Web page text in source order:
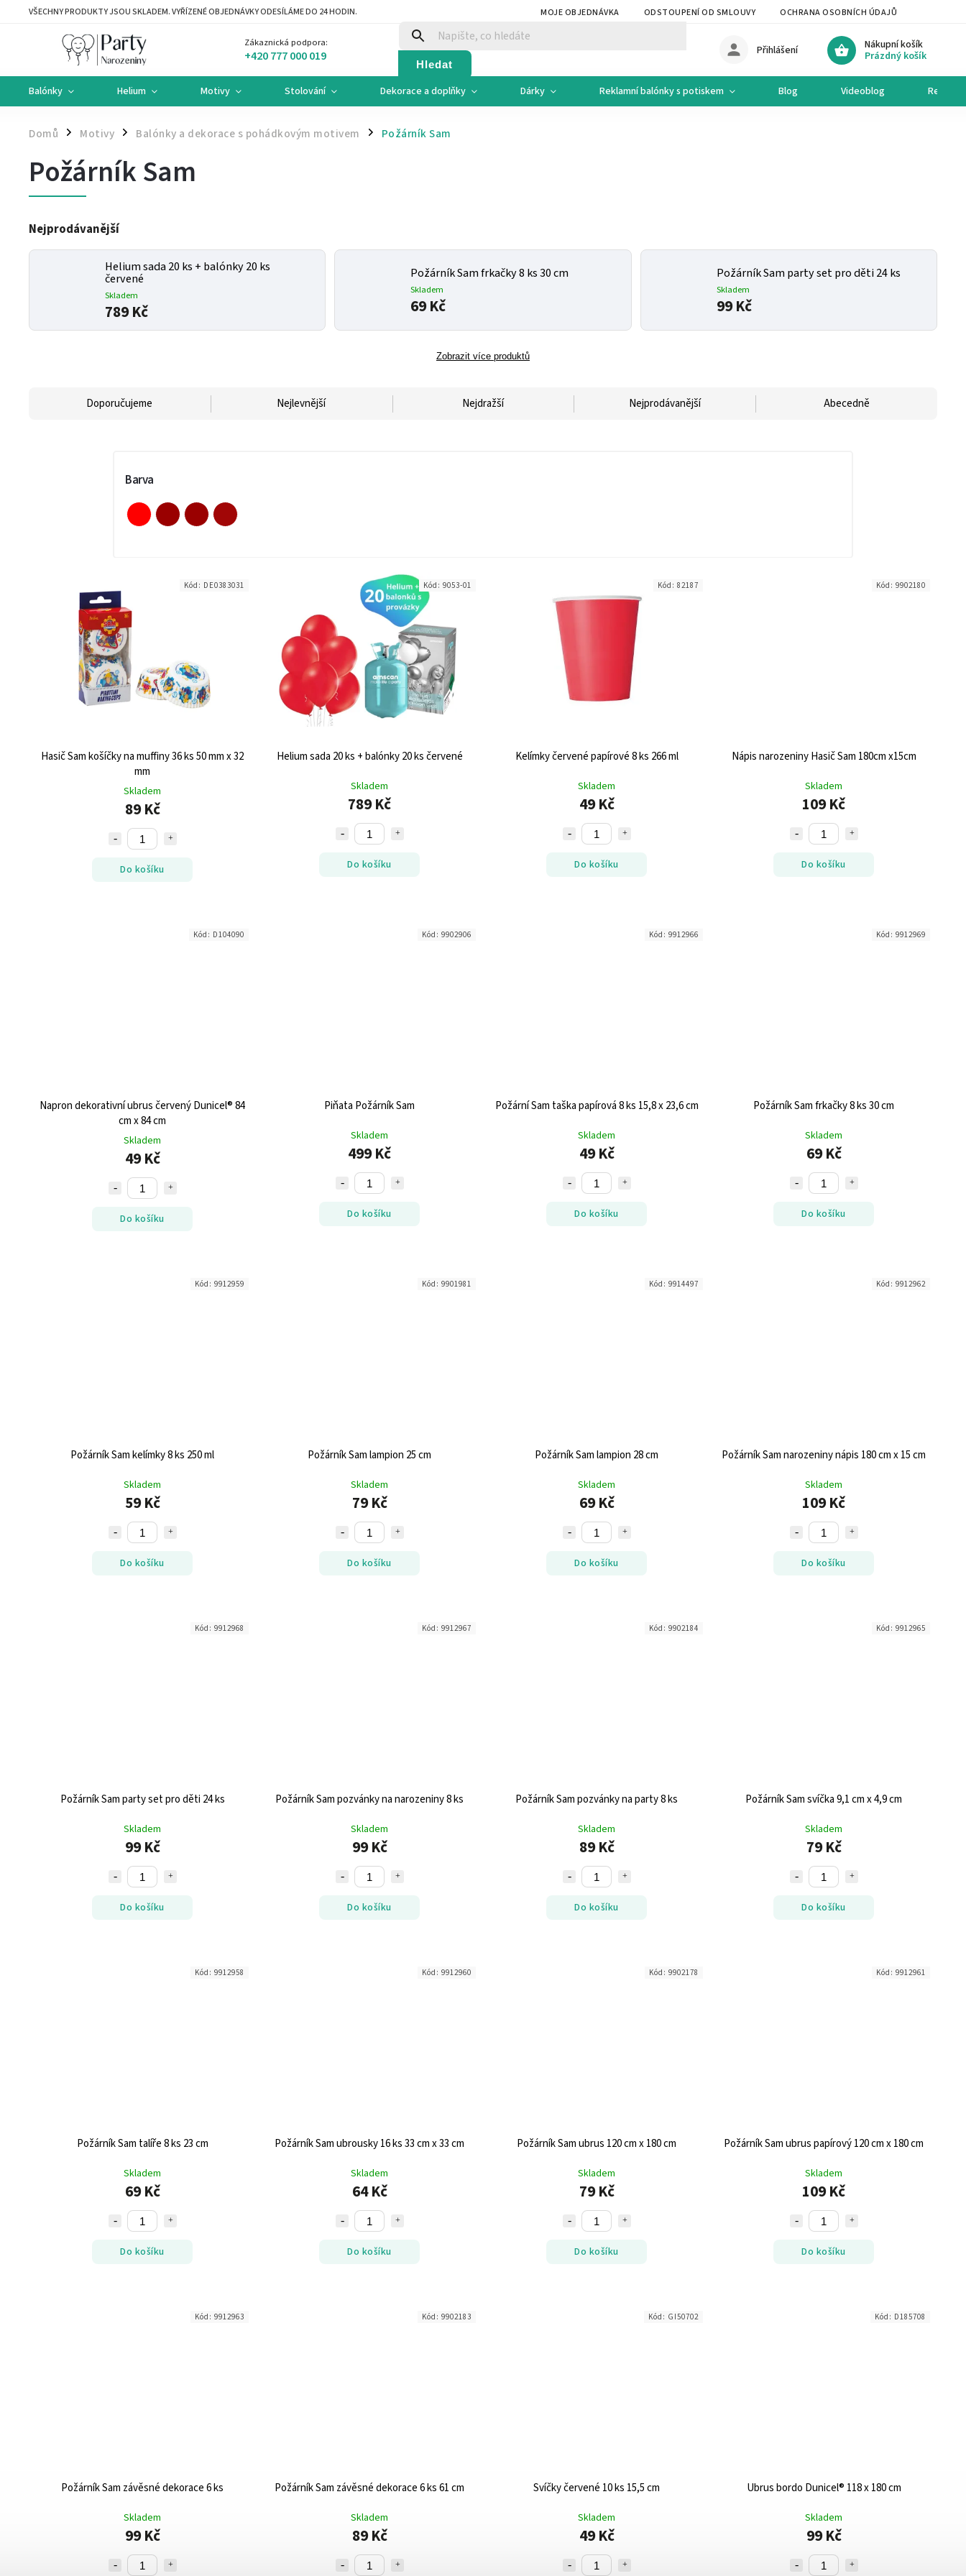
VŠECHNY PRODUKTY JSOU SKLADEM. VYŘÍZENÉ OBJEDNÁVKY ODESÍLÁME DO 24 HODIN. MOJE OBJEDNÁVKA ODSTOUPENÍ OD SMLOUVY OCHRANA OSOBNÍCH ÚDAJŮ
Zákaznická podpora:
+420 777 000 019 Hledat
Nákupní košík
Prázdný košík
Přihlášení
Balónky Helium Motivy Stolování Dekorace a doplňky Dárky Reklamní balónky s potiskem Blog Videoblog Recepty
Domů / Motivy / Balónky a dekorace s pohádkovým motivem / Požárník Sam
Požárník Sam
Nejprodávanější
Helium sada 20 ks + balónky 20 ks
červené
Skladem
789 Kč
Požárník Sam frkačky 8 ks 30 cm
Skladem
69 Kč
Požárník Sam party set pro děti 24 ks
Skladem
99 Kč
Zobrazit více produktů
Doporučujeme Nejlevnější Nejdražší Nejprodávanější Abecedně
Barva
Hasič Sam košíčky na muffiny 36 ks 50 mm x 32
mm
Skladem
89 Kč
Do košíku
Kód: DE0383031
Helium sada 20 ks + balónky 20 ks červené
Skladem
789 Kč
Do košíku
Kód: 9053-01
Kelímky červené papírové 8 ks 266 ml
Skladem
49 Kč
Do košíku
Kód: 82187
Nápis narozeniny Hasič Sam 180cm x15cm
Skladem
109 Kč
Do košíku
Kód: 9902180
Napron dekorativní ubrus červený Dunicel® 84
cm x 84 cm
Skladem
49 Kč
Do košíku
Kód: D104090
Piňata Požárník Sam
Skladem
499 Kč
Do košíku
Kód: 9902906
Požární Sam taška papírová 8 ks 15,8 x 23,6 cm
Skladem
49 Kč
Do košíku
Kód: 9912966
Požárník Sam frkačky 8 ks 30 cm
Skladem
69 Kč
Do košíku
Kód: 9912969
Požárník Sam kelímky 8 ks 250 ml
Skladem
59 Kč
Do košíku
Kód: 9912959
Požárník Sam lampion 25 cm
Skladem
79 Kč
Do košíku
Kód: 9901981
Požárník Sam lampion 28 cm
Skladem
69 Kč
Do košíku
Kód: 9914497
Požárník Sam narozeniny nápis 180 cm x 15 cm
Skladem
109 Kč
Do košíku
Kód: 9912962
Požárník Sam party set pro děti 24 ks
Skladem
99 Kč
Do košíku
Kód: 9912968
Požárník Sam pozvánky na narozeniny 8 ks
Skladem
99 Kč
Do košíku
Kód: 9912967
Požárník Sam pozvánky na party 8 ks
Skladem
89 Kč
Do košíku
Kód: 9902184
Požárník Sam svíčka 9,1 cm x 4,9 cm
Skladem
79 Kč
Do košíku
Kód: 9912965
Požárník Sam talíře 8 ks 23 cm
Skladem
69 Kč
Do košíku
Kód: 9912958
Požárník Sam ubrousky 16 ks 33 cm x 33 cm
Skladem
64 Kč
Do košíku
Kód: 9912960
Požárník Sam ubrus 120 cm x 180 cm
Skladem
79 Kč
Do košíku
Kód: 9902178
Požárník Sam ubrus papírový 120 cm x 180 cm
Skladem
109 Kč
Do košíku
Kód: 9912961
Požárník Sam závěsné dekorace 6 ks
Skladem
99 Kč
Kód: 9912963
Požárník Sam závěsné dekorace 6 ks 61 cm
Skladem
89 Kč
Kód: 9902183
Svíčky červené 10 ks 15,5 cm
Skladem
49 Kč
Kód: GI50702
Ubrus bordo Dunicel® 118 x 180 cm
Skladem
99 Kč
Kód: D185708